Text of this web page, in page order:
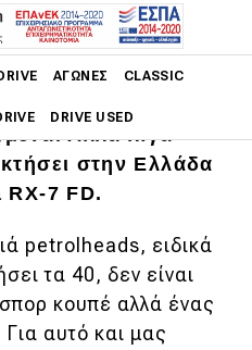
ΑΓΏΝΕΣ CLASSIC
DRIVE USED
αυτοκίνητα.
Αλλά λίγα
στην Ελλάδα
RX-7 FD.
petrolheads, ειδικά
τα 40, δεν είναι
κουπέ αλλά ένας
αυτό και μας